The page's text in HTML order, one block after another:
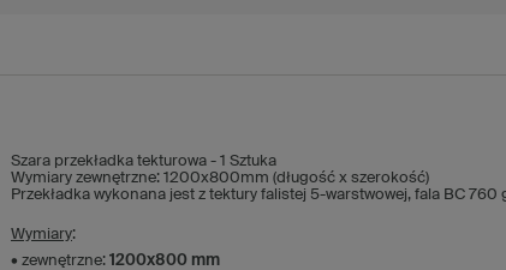
Szara przekładka tekturowa - 1 Sztuka
Wymiary zewnętrzne: 1200x800mm (długość x szerokość)
Przekładka wykonana jest z tektury falistej 5-warstwowej, fala BC 760
Wymiary:
• zewnętrzne: 1200x800 mm